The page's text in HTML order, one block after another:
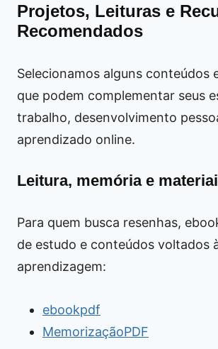
Projetos, Leituras e
Recomendados
Selecionamos alguns conteúdos
que podem complementar seus
trabalho, desenvolvimento
aprendizado online.
Leitura, memória e
Para quem busca resenhas,
de estudo e conteúdos voltados
aprendizagem:
ebookpdf
MemorizaçãoPDF